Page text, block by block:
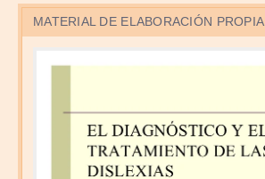
MATERIAL DE ELABORACIÓN PROPIA